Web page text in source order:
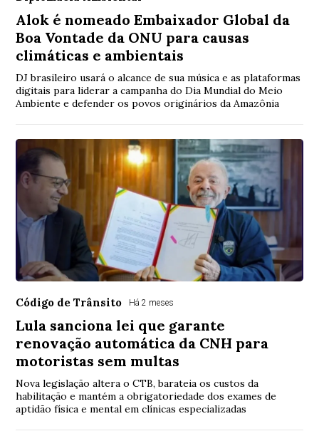
Alok é nomeado Embaixador Global da
Boa Vontade da ONU para causas
climáticas e ambientais
DJ brasileiro usará o alcance de sua música e as plataformas
digitais para liderar a campanha do Dia Mundial do Meio
Ambiente e defender os povos originários da Amazônia
Código de Trânsito Há 2 meses
Lula sanciona lei que garante
renovação automática da CNH para
motoristas sem multas
Nova legislação altera o CTB, barateia os custos da
habilitação e mantém a obrigatoriedade dos exames de
aptidão física e mental em clínicas especializadas